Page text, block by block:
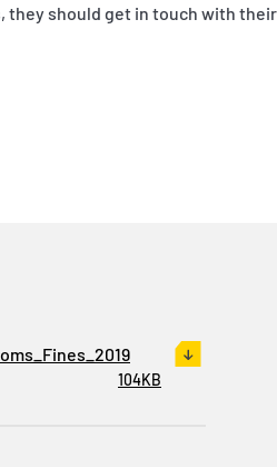
they should get in touch with their
104KB